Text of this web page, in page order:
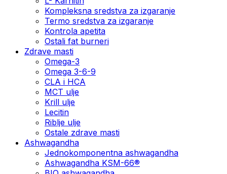
Kompleksna sredstva za izgaranje
Termo sredstva za izgaranje
Kontrola apetita
Ostali fat burneri
Zdrave masti
Omega-3
Omega 3-6-9
CLA i HCA
MCT ulje
Krill ulje
Lecitin
Riblje ulje
Ostale zdrave masti
Ashwagandha
Jednokomponentna ashwagandha
Ashwagandha KSM-66®